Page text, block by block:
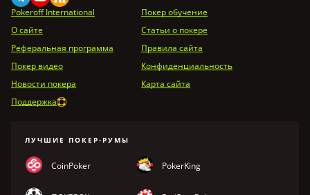
Pokeroff International
Покер обучение
О сайте
Статьи о покере
Реферальная программа
Правила сайта
Покер видео
Конфиденциальность
Новости покера
Карта сайта
Поддержка
ЛУЧШИЕ ПОКЕР-РУМЫ
CoinPoker PokerKing